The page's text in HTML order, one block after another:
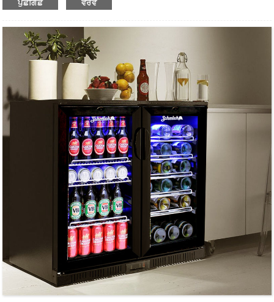
ਪੱਖੇ ਦੀ ਸਹਾਇਤਾ ਨਾਲ ਚੱਲਣ ਵਾਲਾ ਕੂਲਿੰਗ ਸਿਸਟਮ।
ਉੱਚ-ਗ੍ਰੇਡ ਫਿਨਿਸ਼ਡ ਸਿਲਵਰ ਰੰਗ ਵਾਲੀ ਸਤ੍ਹਾ।
ਵਿਕਲਪਾਂ ਲਈ ਕਈ ਆਕਾਰ ਉਪਲਬਧ ਹਨ।
ਸਟੇਨਲੈੱਸ ਸਟੀਲ ਦਾ ਬਾਹਰੀ ਹਿੱਸਾ ਅਤੇ ਐਲੂਮੀਨੀਅਮ ਦਾ ਅੰਦਰੂਨੀ ਹਿੱਸਾ।
ਡਿਜੀਟਲ ਤਾਪਮਾਨ ਕੰਟਰੋਲਰ ਅਤੇ ਡਿਸਪਲੇ ਸਕਰੀਨ।
ਅੰਦਰੂਨੀ ਸ਼ੈਲਫਾਂ ਭਾਰੀ-ਡਿਊਟੀ ਅਤੇ ਐਡਜਸਟੇਬਲ ਹਨ।
ਘੱਟ ਊਰਜਾ ਦੀ ਖਪਤ ਅਤੇ ਘੱਟ ਸ਼ੋਰ।
ਥਰਮਲ ਇਨਸੂਲੇਸ਼ਨ ਵਿੱਚ ਵਧੀਆ ਪ੍ਰਦਰਸ਼ਨ ਕਰਦਾ ਹੈ।
ਟਿਕਾਊ ਟੈਂਪਰਡ ਗਲਾਸ ਸਵਿੰਗ ਦਰਵਾਜ਼ਾ।
ਦਰਵਾਜ਼ੇ ਦੇ ਤਾਲੇ ਅਤੇ ਦਰਵਾਜ਼ੇ ਦੇ ਪੈਨਲ ਦੇ ਨਾਲ ਆਟੋ ਕਲੋਜ਼ਿੰਗ ਕਿਸਮ ਹੈ।
ਵਾਸ਼ਪੀਕਰਨ ਦੇ ਤੌਰ 'ਤੇ ਬਲੋ ਐਕਸਪੈਂਡਡ ਬੋਰਡ ਦੇ ਇੱਕ ਟੁਕੜੇ ਦੇ ਨਾਲ।
ਲਚਕਦਾਰ ਪਲੇਸਮੈਂਟ ਲਈ ਹੇਠਲੇ ਪਹੀਏ।
ਪੁੱਛਗਿੱਛ ਵੇਰਵੇ